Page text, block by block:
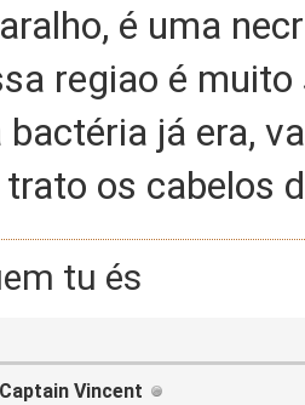
é uma
regiao é
já era,
trato os cabelos
tu és
Captain Vincent